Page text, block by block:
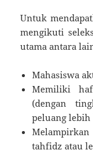
Untuk
mengikuti
utama antara
Mahasiswa
Memiliki
(dengan
peluang lebih
tahfidz atau